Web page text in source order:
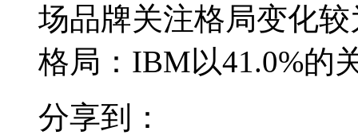
场品牌关注格局变化
格局：IBM以41.0%的
分享到：